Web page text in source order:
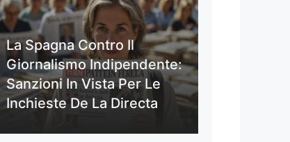
La Spagna Contro Il
Giornalismo Indipendente:
Sanzioni In Vista Per Le
Inchieste De La Directa